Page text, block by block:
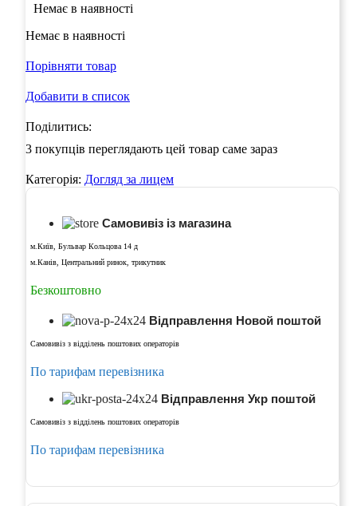
Немає в наявності
Немає в наявності
Порівняти товар
Добавити в список
Поділитись:
3 покупців переглядають цей товар саме зараз
Категорія: Догляд за лицем
Самовивіз із магазина
м.Київ, Бульвар Кольцова 14 д
м.Канів, Центральний ринок, трикутник
Безкоштовно
Відправлення Новой поштой
Самовивіз з відділень поштових операторів
По тарифам перевізника
Відправлення Укр поштой
Самовивіз з відділень поштових операторів
По тарифам перевізника